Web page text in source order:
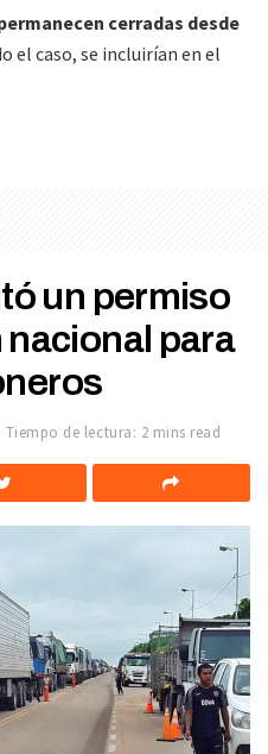
cerradas desde
el caso, se incluirían en el
un permiso
para
Tiempo de lectura: 2 mins read